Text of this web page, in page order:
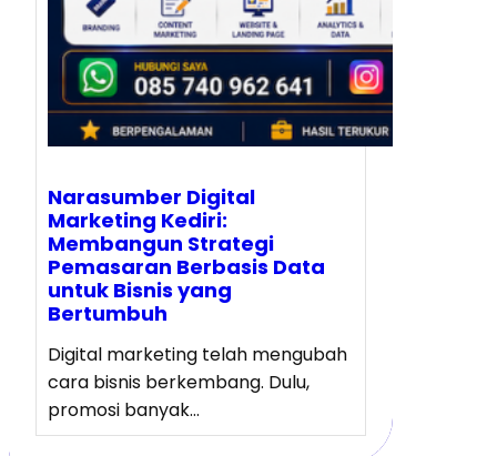
Narasumber Digital
Marketing Kediri:
Membangun Strategi
Pemasaran Berbasis Data
untuk Bisnis yang
Bertumbuh
Digital marketing telah mengubah
cara bisnis berkembang. Dulu,
promosi banyak…